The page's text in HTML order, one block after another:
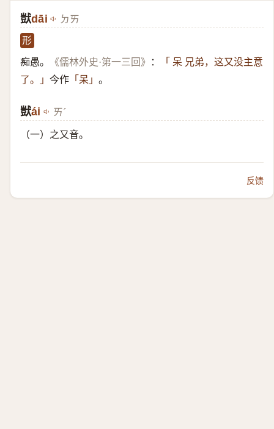
獃dāi ㄉㄞ
形
痴愚。 《儒林外史·第一三回》 ：
「 呆 兄弟，这又没主意
了。」 今作 「呆」 。
獃​ái ㄞˊ
（一）​之又音。
反馈